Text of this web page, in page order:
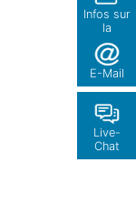
Infos sur
la
boutique
E-Mail
Live-
Chat